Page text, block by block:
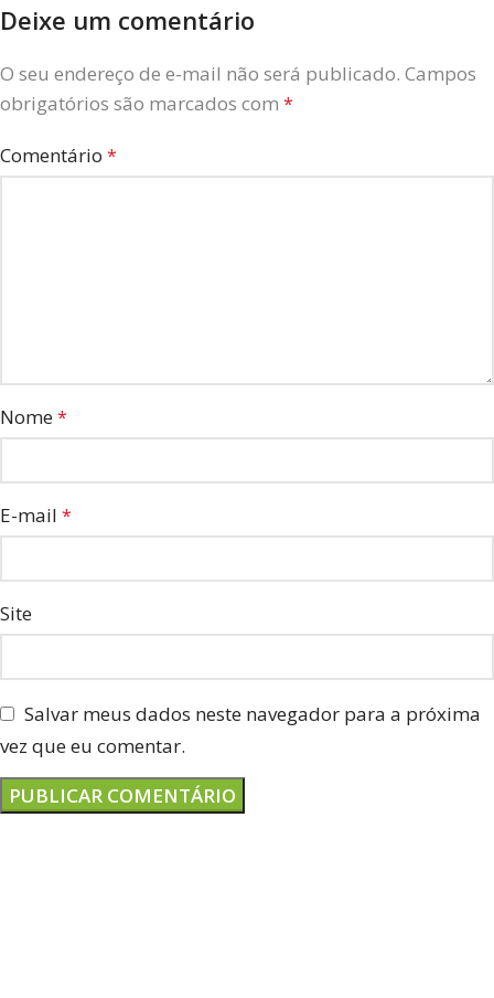
Deixe um comentário
O seu endereço de e-mail não será publicado. Campos
obrigatórios são marcados com *
Comentário *
Nome*
E-mail *
Site
Salvar meus dados neste navegador para a próxima
vez que eu comentar.